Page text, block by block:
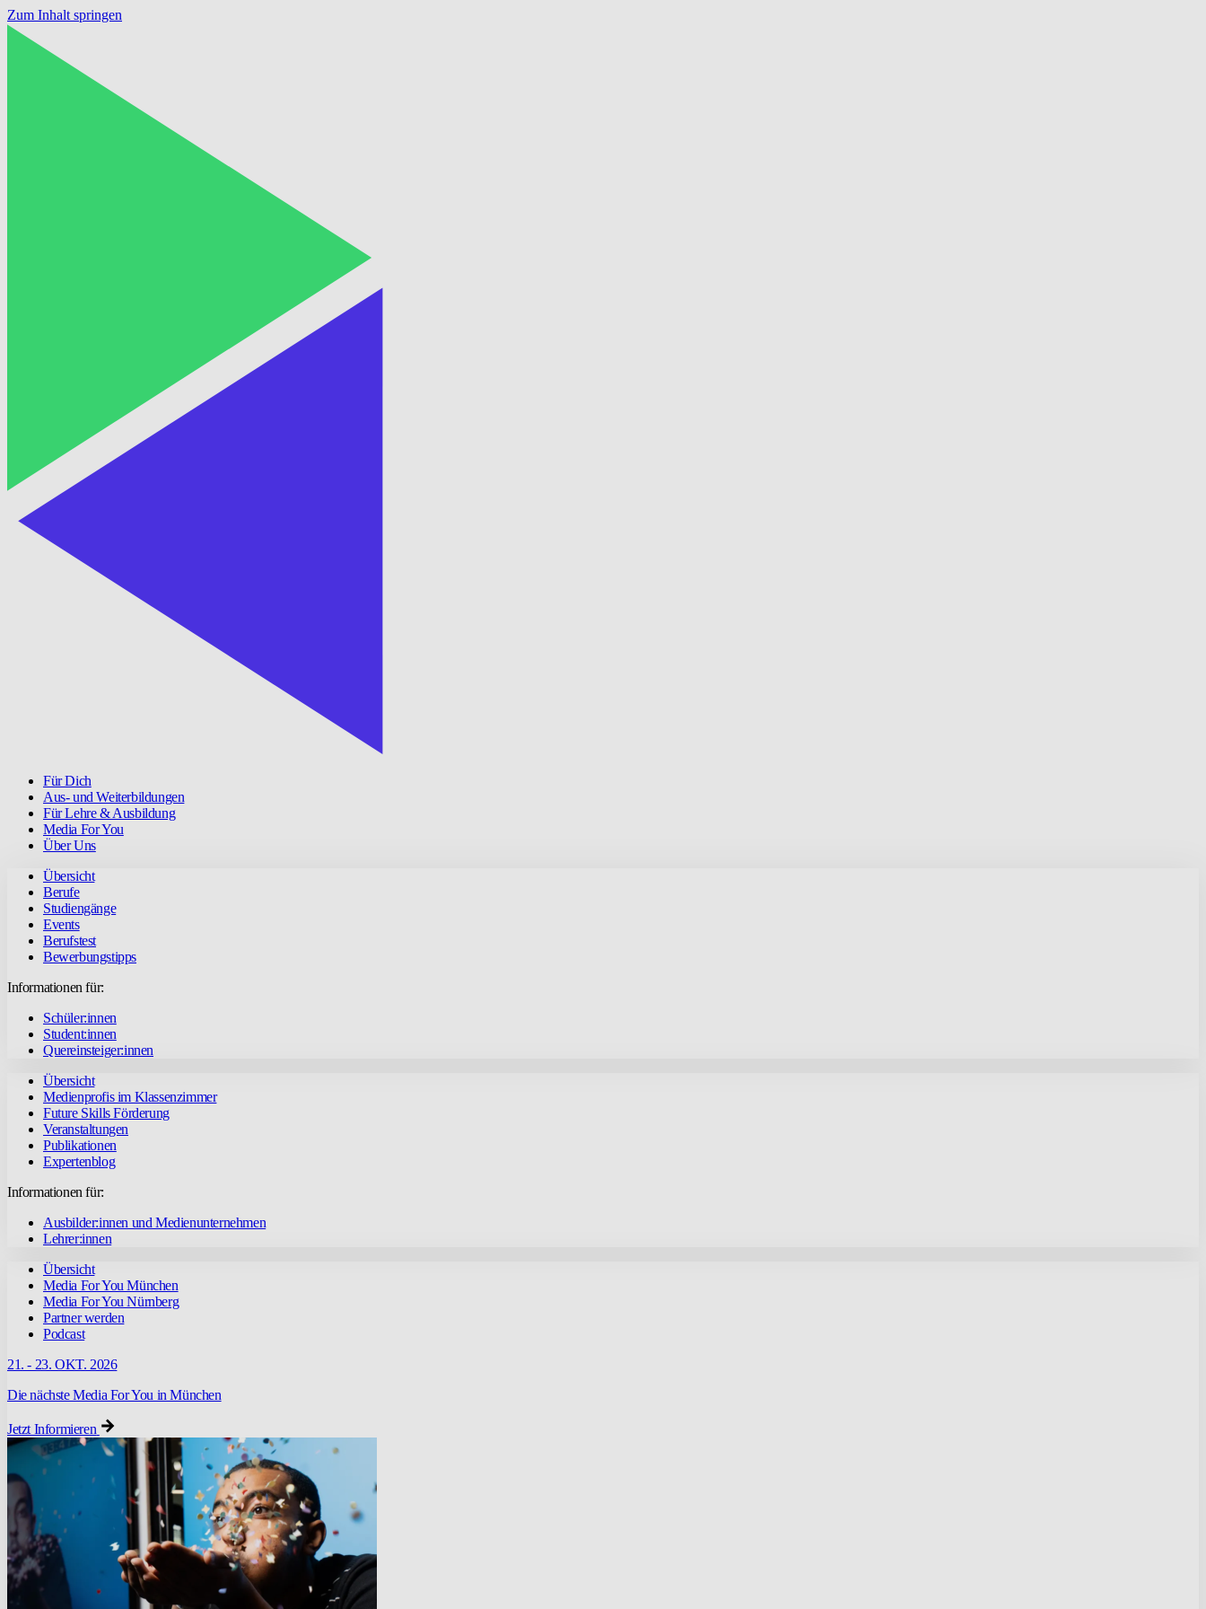
Zum Inhalt springen
Für Dich
Aus- und Weiterbildungen
Für Lehre & Ausbildung
Media For You
Über Uns
Übersicht
Berufe
Studiengänge
Events
Berufstest
Bewerbungstipps
Informationen für:
Schüler:innen
Student:innen
Quereinsteiger:innen
Übersicht
Medienprofis im Klassenzimmer
Future Skills Förderung
Veranstaltungen
Publikationen
Expertenblog
Informationen für:
Ausbilder:innen und Medienunternehmen
Lehrer:innen
Übersicht
Media For You München
Media For You Nürnberg
Partner werden
Podcast
21. - 23. OKT. 2026
Die nächste Media For You in München
Jetzt Informieren